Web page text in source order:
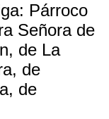
Párroco
Señora de
de La
de
de